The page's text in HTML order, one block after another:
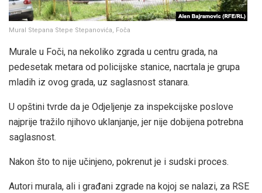
Mural Stepana Stepe Stepanovića, Foča
Murale u Foči, na nekoliko zgrada u centru grada, na
pedesetak metara od policijske stanice, nacrtala je grupa
mladih iz ovog grada, uz saglasnost stanara.
U opštini tvrde da je Odjeljenje za inspekcijske poslove
najprije tražilo njihovo uklanjanje, jer nije dobijena potrebna
saglasnost.
Nakon što to nije učinjeno, pokrenut je i sudski proces.
Autori murala, ali i građani zgrade na kojoj se nalazi, za RSE